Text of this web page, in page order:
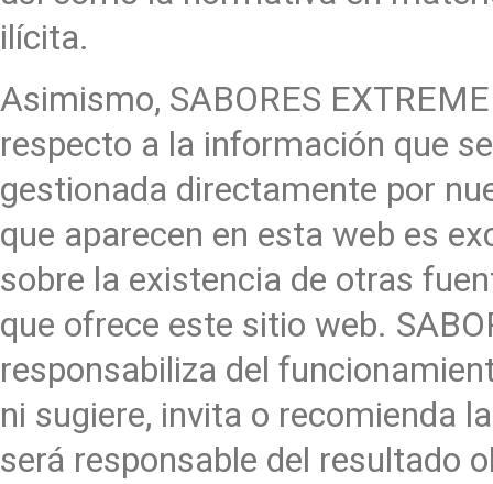
ilícita.
Asimismo, SABORES
respecto a la información que
gestionada directamente por
que aparecen en esta web es
sobre la existencia de otras
que ofrece este sitio web.
responsabiliza del
ni sugiere, invita o recomienda
será responsable del resultado